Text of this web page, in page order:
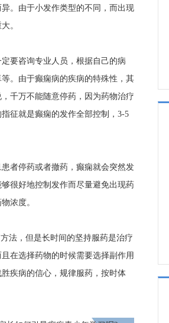
。由于小发作类型的不同，而出现
。
要咨询专业人员，根据自己的病
。由于癫痫病的疾病的特殊性，其
千万不能随意停药，因为药物治疗
征就是癫痫的发作全部控制，3-5
者停药或者撤药，癫痫就会突然发
很好地控制发作而尽量避免出现药
浓度。
法，但是长时间的坚持服药是治疗
在选择药物的时候需要选择副作用
疾病的信心，规律服药，按时体